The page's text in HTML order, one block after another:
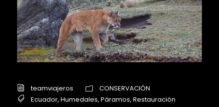
teamviajeros
CONSERVACIÓN
Ecuador, Humedales, Páramos, Restauración